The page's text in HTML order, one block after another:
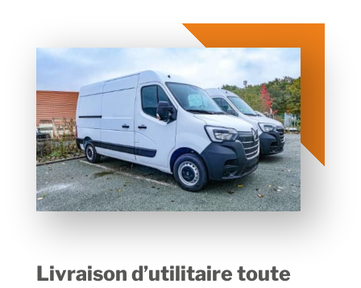
Livraison d’utilitaire toute